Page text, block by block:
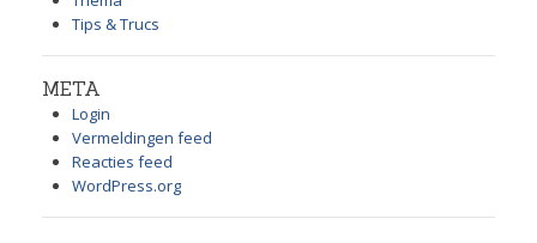
Tips & Trucs
META
Login
Vermeldingen feed
Reacties feed
WordPress.org